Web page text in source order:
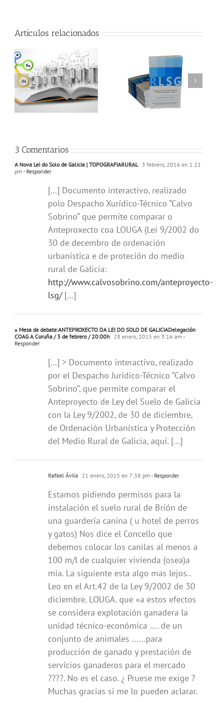
Artículos relacionados
3 Comentarios
A Nova Lei do Solo de Galicia | TOPOGRAFIARURAL 3 febrero, 2016 en 1:21
pm - Responder
[…] Documento interactivo, realizado
polo Despacho Xurídico-Técnico “Calvo
Sobrino” que permite comparar o
Anteproxecto coa LOUGA (Lei 9/2002 do
30 de decembro de ordenación
urbanística e de proteción do medio
rural de Galicia:
http://www.calvosobrino.com/anteproyecto-
lsg/[…]
» Mesa de debate:ANTEPROXECTO DA LEI DO SOLO DE GALICIADelegación
COAG A Coruña / 3 de febrero / 20:00h 28 enero, 2015 en 3:16 am -
Responder
[…] > Documento interactivo, realizado
por el Despacho Jurídico-Técnico “Calvo
Sobrino”, que permite comparar el
Anteproyecto de Ley del Suelo de Galicia
con la Ley 9/2002, de 30 de diciembre,
de Ordenación Urbanística y Protección
del Medio Rural de Galicia, aquí. […]
Rafael Ávila 21 enero, 2015 en 7:38 pm - Responder
Estamos pidiendo permisos para la
instalación el suelo rural de Brión de
una guardería canina ( u hotel de perros
y gatos) Nos dice el Concello que
debemos colocar los canilas al menos a
100 m/l de cualquier vivienda (osea)a
mia. La siguiente esta algo mas lejos..
Leo en el Art.42 de la Ley 9/2002 de 30
diciembre. LOUGA. que «a estos efectos
se considera explotación ganadera la
unidad técnico-económica …. de un
conjunto de animales ……para
producción de ganado y prestación de
servícios ganaderos para el mercado
????. No es el caso. ¿ Pruese me exige ?
Muchas gracias si me lo pueden aclarar.